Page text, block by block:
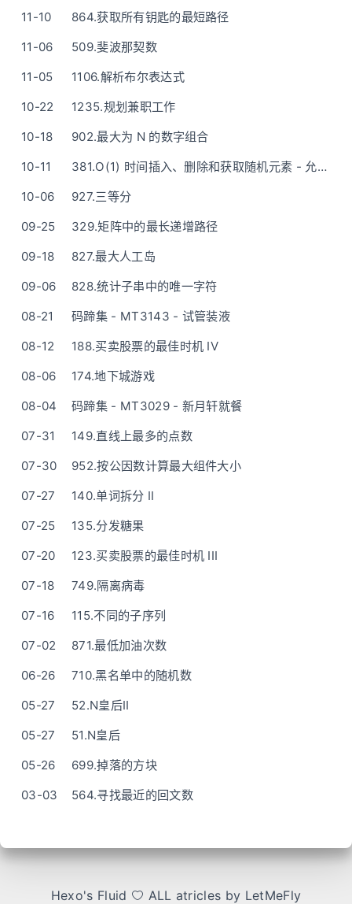
11-10
864.获取所有钥匙的最短路径
11-06
509.斐波那契数
11-05
1106.解析布尔表达式
10-22
1235.规划兼职工作
10-18
902.最大为 N 的数字组合
10-11
381.O(1) 时间插入、删除和获取随机元素 - 允许重复
10-06
927.三等分
09-25
329.矩阵中的最长递增路径
09-18
827.最大人工岛
09-06
828.统计子串中的唯一字符
08-21
码蹄集 - MT3143 - 试管装液
08-12
188.买卖股票的最佳时机 IV
08-06
174.地下城游戏
08-04
码蹄集 - MT3029 - 新月轩就餐
07-31
149.直线上最多的点数
07-30
952.按公因数计算最大组件大小
07-27
140.单词拆分 II
07-25
135.分发糖果
07-20
123.买卖股票的最佳时机 III
07-18
749.隔离病毒
07-16
115.不同的子序列
07-02
871.最低加油次数
06-26
710.黑名单中的随机数
05-27
52.N皇后II
05-27
51.N皇后
05-26
699.掉落的方块
03-03
564.寻找最近的回文数
Hexo's Fluid ALL atricles by LetMeFly